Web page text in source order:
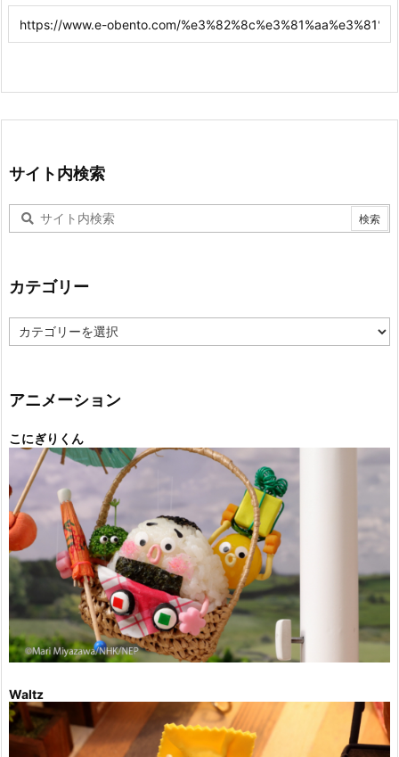
サイト内検索
カテゴリー
テ
ー
アニメーション
こにぎりくん
Waltz